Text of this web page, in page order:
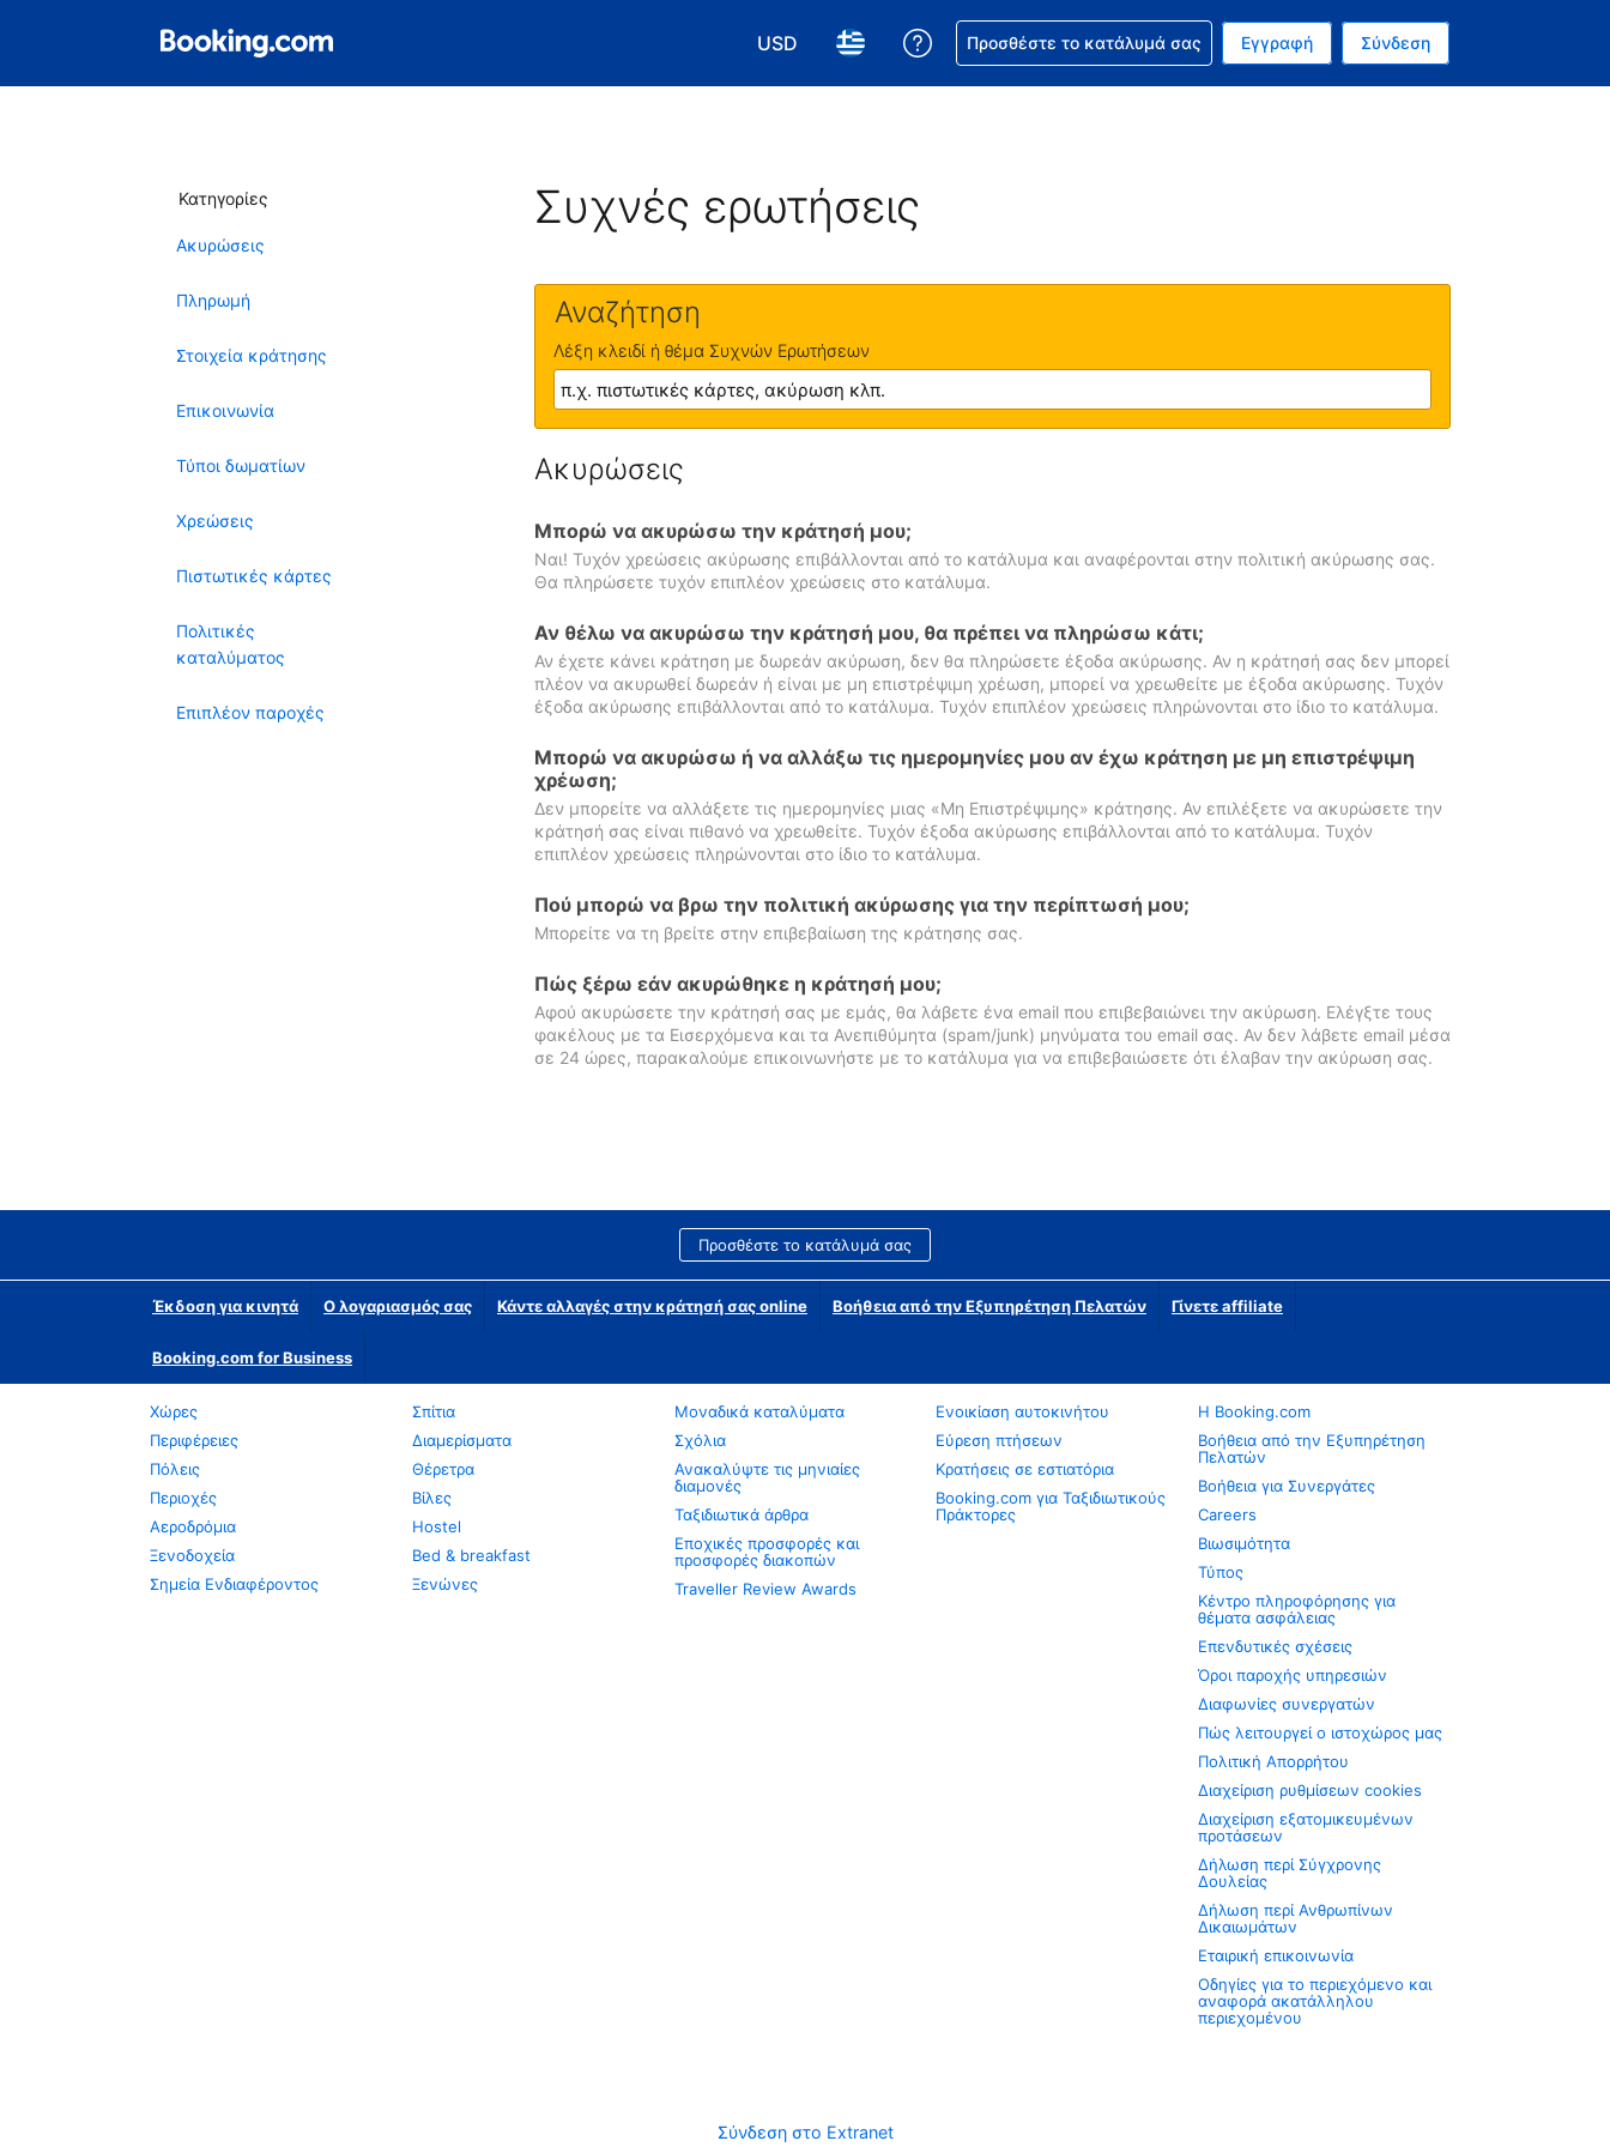
USD
Επιλέξτε το νόμισμά σας. Το τωρινό σας νόμισμα είναι Δολάριο Η.Π.Α.
Επιλέξτε τη γλώσσα σας. Η τωρινή σας γλώσσα είναι τα Ελληνικά
Βοήθεια για την κράτησή σας
Προσθέστε το κατάλυμά σας Εγγραφή Σύνδεση
Κατηγορίες
Ακυρώσεις
Πληρωμή
Στοιχεία κράτησης
Επικοινωνία
Τύποι δωματίων
Χρεώσεις
Πιστωτικές κάρτες
Πολιτικές
καταλύματος
Επιπλέον παροχές
Συχνές ερωτήσεις
Αναζήτηση
Λέξη κλειδί ή θέμα Συχνών Ερωτήσεων
Ακυρώσεις
Μπορώ να ακυρώσω την κράτησή μου;
Ναι! Τυχόν χρεώσεις ακύρωσης επιβάλλονται από το κατάλυμα και αναφέρονται στην πολιτική ακύρωσης σας.
Θα πληρώσετε τυχόν επιπλέον χρεώσεις στο κατάλυμα.
Αν θέλω να ακυρώσω την κράτησή μου, θα πρέπει να πληρώσω κάτι;
Αν έχετε κάνει κράτηση με δωρεάν ακύρωση, δεν θα πληρώσετε έξοδα ακύρωσης. Αν η κράτησή σας δεν μπορεί
πλέον να ακυρωθεί δωρεάν ή είναι με μη επιστρέψιμη χρέωση, μπορεί να χρεωθείτε με έξοδα ακύρωσης. Τυχόν
έξοδα ακύρωσης επιβάλλονται από το κατάλυμα. Τυχόν επιπλέον χρεώσεις πληρώνονται στο ίδιο το κατάλυμα.
Μπορώ να ακυρώσω ή να αλλάξω τις ημερομηνίες μου αν έχω κράτηση με μη επιστρέψιμη
χρέωση;
Δεν μπορείτε να αλλάξετε τις ημερομηνίες μιας «Μη Επιστρέψιμης» κράτησης. Αν επιλέξετε να ακυρώσετε την
κράτησή σας είναι πιθανό να χρεωθείτε. Τυχόν έξοδα ακύρωσης επιβάλλονται από το κατάλυμα. Τυχόν
επιπλέον χρεώσεις πληρώνονται στο ίδιο το κατάλυμα.
Πού μπορώ να βρω την πολιτική ακύρωσης για την περίπτωσή μου;
Μπορείτε να τη βρείτε στην επιβεβαίωση της κράτησης σας.
Πώς ξέρω εάν ακυρώθηκε η κράτησή μου;
Αφού ακυρώσετε την κράτησή σας με εμάς, θα λάβετε ένα email που επιβεβαιώνει την ακύρωση. Ελέγξτε τους
φακέλους με τα Εισερχόμενα και τα Ανεπιθύμητα (spam/junk) μηνύματα του email σας. Αν δεν λάβετε email μέσα
σε 24 ώρες, παρακαλούμε επικοινωνήστε με το κατάλυμα για να επιβεβαιώσετε ότι έλαβαν την ακύρωση σας.
Προσθέστε το κατάλυμά σας
Έκδοση για κινητά Ο λογαριασμός σας Κάντε αλλαγές στην κράτησή σας online Βοήθεια από την Εξυπηρέτηση Πελατών Γίνετε affiliate
Booking.com for Business
Χώρες
Περιφέρειες
Πόλεις
Περιοχές
Αεροδρόμια
Ξενοδοχεία
Σημεία Ενδιαφέροντος
Σπίτια
Διαμερίσματα
Θέρετρα
Βίλες
Hostel
Bed & breakfast
Ξενώνες
Μοναδικά καταλύματα
Σχόλια
Ανακαλύψτε τις μηνιαίες
διαμονές
Ταξιδιωτικά άρθρα
Εποχικές προσφορές και
προσφορές διακοπών
Traveller Review Awards
Ενοικίαση αυτοκινήτου
Εύρεση πτήσεων
Κρατήσεις σε εστιατόρια
Booking.com για Ταξιδιωτικούς
Πράκτορες
Η Booking.com
Βοήθεια από την Εξυπηρέτηση
Πελατών
Βοήθεια για Συνεργάτες
Careers
Βιωσιμότητα
Τύπος
Κέντρο πληροφόρησης για
θέματα ασφάλειας
Επενδυτικές σχέσεις
Όροι παροχής υπηρεσιών
Διαφωνίες συνεργατών
Πώς λειτουργεί ο ιστοχώρος μας
Πολιτική Απορρήτου
Διαχείριση ρυθμίσεων cookies
Διαχείριση εξατομικευμένων
προτάσεων
Δήλωση περί Σύγχρονης
Δουλείας
Δήλωση περί Ανθρωπίνων
Δικαιωμάτων
Εταιρική επικοινωνία
Οδηγίες για το περιεχόμενο και
αναφορά ακατάλληλου
περιεχομένου
Σύνδεση στο Extranet